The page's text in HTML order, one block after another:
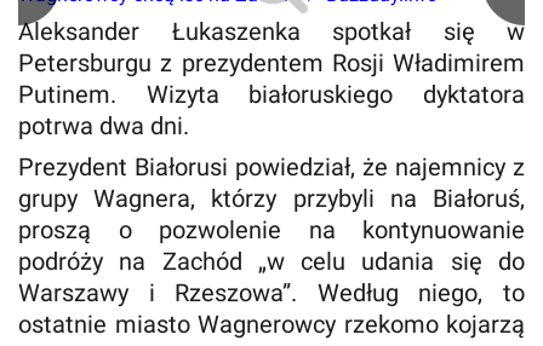
Aleksander Łukaszenka spotkał się w
Petersburgu z prezydentem Rosji Władimirem
Putinem. Wizyta białoruskiego dyktatora
potrwa dwa dni.
Prezydent Białorusi powiedział, że najemnicy z
grupy Wagnera, którzy przybyli na Białoruś,
proszą o pozwolenie na kontynuowanie
podróży na Zachód „w celu udania się do
Warszawy i Rzeszowa”. Według niego, to
ostatnie miasto Wagnerowcy rzekomo kojarzą